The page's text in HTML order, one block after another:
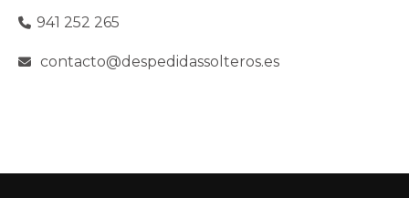
941 252 265
contacto@despedidassolteros.es